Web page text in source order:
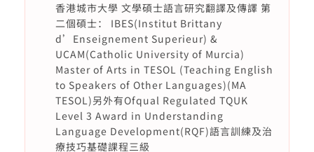
香港城市大學 文學碩士語言研究翻譯及傳譯 第
二個碩士： IBES(Institut Brittany
d’Enseignement Superieur) &
UCAM(Catholic University of Murcia)
Master of Arts in TESOL (Teaching English
to Speakers of Other Languages)(MA
TESOL)另外有Ofqual Regulated TQUK
Level 3 Award in Understanding
Language Development(RQF)語言訓練及治
療技巧基礎課程三級